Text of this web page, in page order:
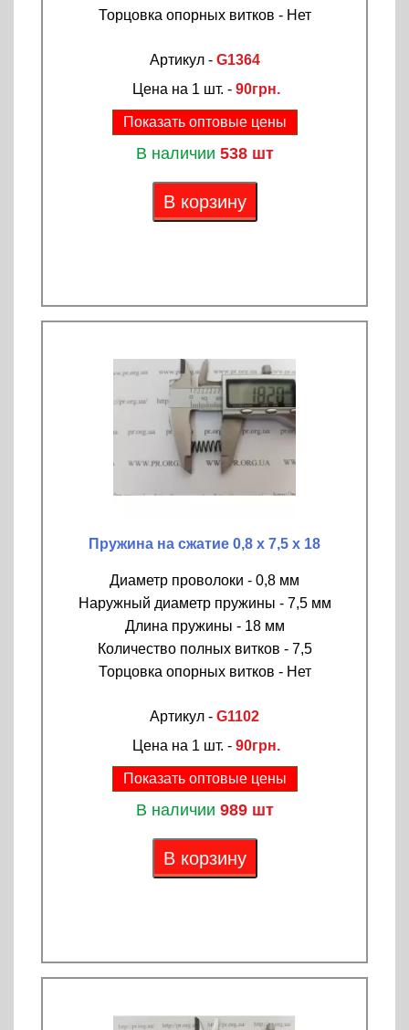
Торцовка опорных витков - Нет
Артикул - G1364
Цена на 1 шт. - 90грн.
Показать оптовые цены
В наличии 538 шт
В корзину
Пружина на сжатие 0,8 х 7,5 х 18
Диаметр проволоки - 0,8 мм
Наружный диаметр пружины - 7,5 мм
Длина пружины - 18 мм
Количество полных витков - 7,5
Торцовка опорных витков - Нет
Артикул - G1102
Цена на 1 шт. - 90грн.
Показать оптовые цены
В наличии 989 шт
В корзину